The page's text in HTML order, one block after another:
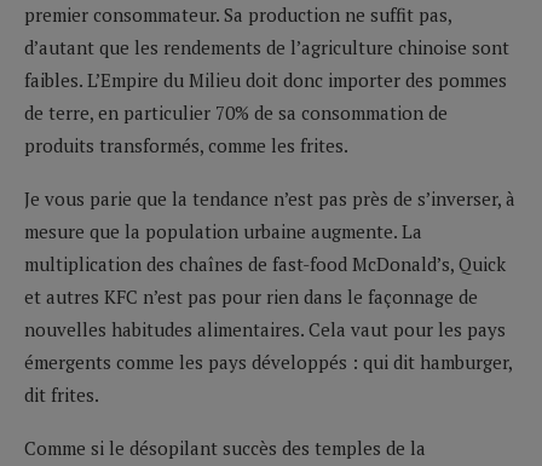
premier consommateur. Sa production ne suffit pas,
d’autant que les rendements de l’agriculture chinoise sont
faibles. L’Empire du Milieu doit donc importer des pommes
de terre, en particulier 70% de sa consommation de
produits transformés, comme les frites.
Je vous parie que la tendance n’est pas près de s’inverser, à
mesure que la population urbaine augmente. La
multiplication des chaînes de fast-food McDonald’s, Quick
et autres KFC n’est pas pour rien dans le façonnage de
nouvelles habitudes alimentaires. Cela vaut pour les pays
émergents comme les pays développés : qui dit hamburger,
dit frites.
Comme si le désopilant succès des temples de la